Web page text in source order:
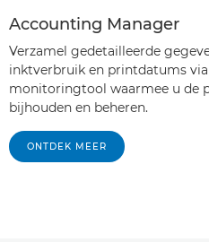
Accounting Manager
Verzamel gedetailleerde
inktverbruik en printdatums
monitoringtool waarmee u de
bijhouden en beheren.
ONTDEK MEER